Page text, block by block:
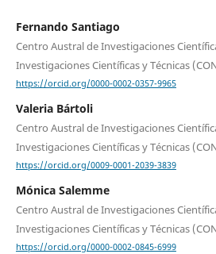
Fernando Santiago
Centro Austral de Investigaciones
Investigaciones Científicas y Técnicas
https://orcid.org/0000-0002-0357-9965
Valeria Bártoli
Centro Austral de Investigaciones
Investigaciones Científicas y Técnicas
https://orcid.org/0009-0001-2039-3839
Mónica Salemme
Centro Austral de Investigaciones
Investigaciones Científicas y Técnicas
https://orcid.org/0000-0002-0845-6999